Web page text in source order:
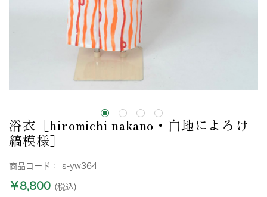
浴衣［hiromichi nakano・白地によろけ
縞模様］
商品コード： s-yw364
￥8,800 (税込)